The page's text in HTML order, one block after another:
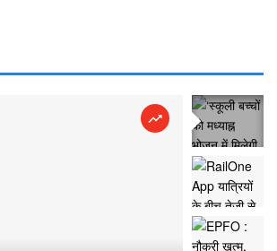
राष्ट्रीय